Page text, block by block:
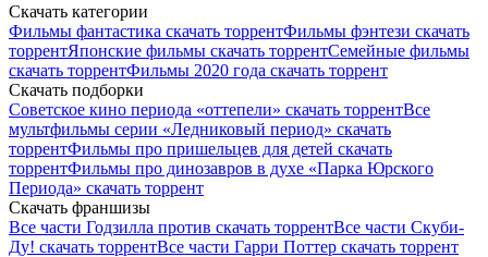
Скачать категории
Фильмы фантастика скачать торрентФильмы фэнтези скачать
торрентЯпонские фильмы скачать торрентСемейные фильмы
скачать торрентФильмы 2020 года скачать торрент
Скачать подборки
Советское кино периода «оттепели» скачать торрентВсе
мультфильмы серии «Ледниковый период» скачать
торрентФильмы про пришельцев для детей скачать
торрентФильмы про динозавров в духе «Парка Юрского
Периода» скачать торрент
Скачать франшизы
Все части Годзилла против скачать торрентВсе части Скуби-
Ду! скачать торрентВсе части Гарри Поттер скачать торрент